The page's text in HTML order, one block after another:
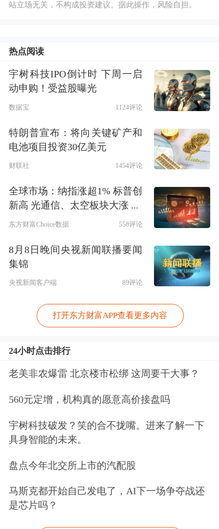
站立场无关，不构成投资建议。据此操作，风险自担。
热点阅读
宇树科技IPO倒计时 下周一启
动申购！受益股曝光
数据宝 1124评论
特朗普宣布：将向关键矿产和
电池项目投资30亿美元
财联社 1454评论
全球市场：纳指涨超1% 标普创
新高 光通信、太空板块大涨 ...
东方财富Choice数据 558评论
8月8日晚间央视新闻联播要闻
集锦
央视新闻客户端 89评论
打开东方财富APP查看更多内容
24小时点击排行
老美非农爆雷 北京楼市松绑 这周要干大事？
560元定增，机构真的愿意高价接盘吗
宇树科技破发？笑的合不拢嘴。进来了解一下
具身智能的未来。
盘点今年北交所上市的汽配股
马斯克都开始自己发电了，AI下一场争夺战还
是芯片吗？